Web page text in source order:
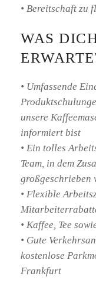
• Bereitschaft zu
WAS
• Umfassende
unsere
informiert bist
• Ein tolles
Team, in dem
großgeschrieben
• Flexible
• Kaffee, Tee
• Gute
kostenlose
Frankfurt